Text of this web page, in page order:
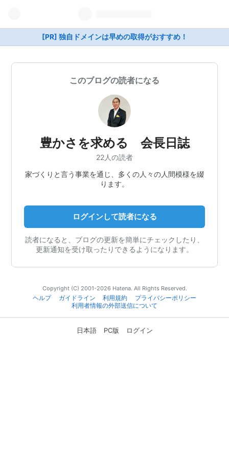
[PR] 独自ドメインは早めの取得がおすすめ！
このブログの読者になる
豊かさを求める 会長日誌
22人の読者
家づくりと言う事業を通じ、多くの人々の人間模様を綴
ります。
ログインして読者になる
読者になると、ブログの更新を簡単にチェックしたり、
更新通知を受け取ったりできるようになります。
Copyright (C) 2001-2026 Hatena. All Rights Reserved.
ヘルプ
ガイドライン 利用規約
プライバシーポリシー
利用者情報の外部送信について
日本語 PC版 ログイン